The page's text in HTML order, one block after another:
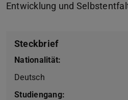
Steckbrief
Nationalität:
Deutsch
Studiengang: